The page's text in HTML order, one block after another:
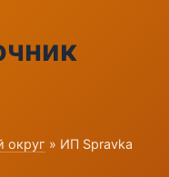
округ » ИП Spravka